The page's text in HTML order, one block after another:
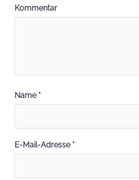
Kommentar
Name *
E-Mail-Adresse *